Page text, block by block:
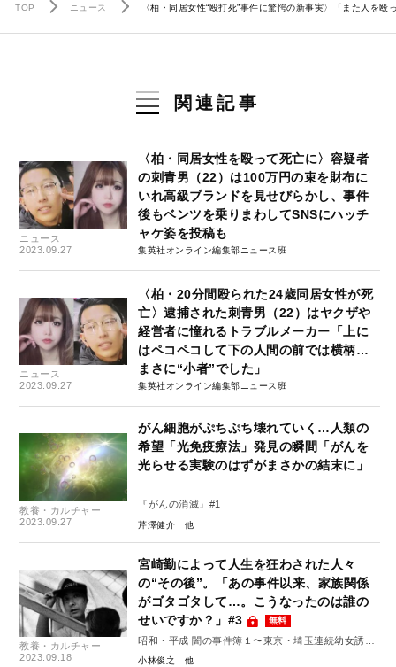
TOP ニュース 〈柏・同居女性“殴打死”事件に驚愕の新事実〉「また人を
関連記事
ニュース
2023.09.27
〈柏・同居女性を殴って死亡に〉容疑者
の刺青男（22）は100万円の束を財布に
いれ高級ブランドを見せびらかし、事件
後もベンツを乗りまわしてSNSにハッチ
ャケ姿を投稿も
集英社オンライン編集部ニュース班
ニュース
2023.09.27
〈柏・20分間殴られた24歳同居女性が死
亡〉逮捕された刺青男（22）はヤクザや
経営者に憧れるトラブルメーカー「上に
はペコペコして下の人間の前では横柄…
まさに“小者”でした」
集英社オンライン編集部ニュース班
教養・カルチャー
2023.09.27
がん細胞がぷちぷち壊れていく…人類の
希望「光免疫療法」発見の瞬間「がんを
光らせる実験のはずがまさかの結末に」
『がんの消滅』#1
芹澤健介
教養・カルチャー
2023.09.18
宮崎勤によって人生を狂わされた人々
の“その後”。「あの事件以来、家族関係
がゴタゴタして…。こうなったのは誰の
せいですか？」#3
無料
昭和・平成 闇の事件簿１〜東京・埼玉連続幼女誘拐
殺人事件発生から35年～
小林俊之